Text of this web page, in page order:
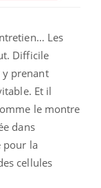
Les
Difficile
y prenant
Et il
le montre
dans
pour la
cellules